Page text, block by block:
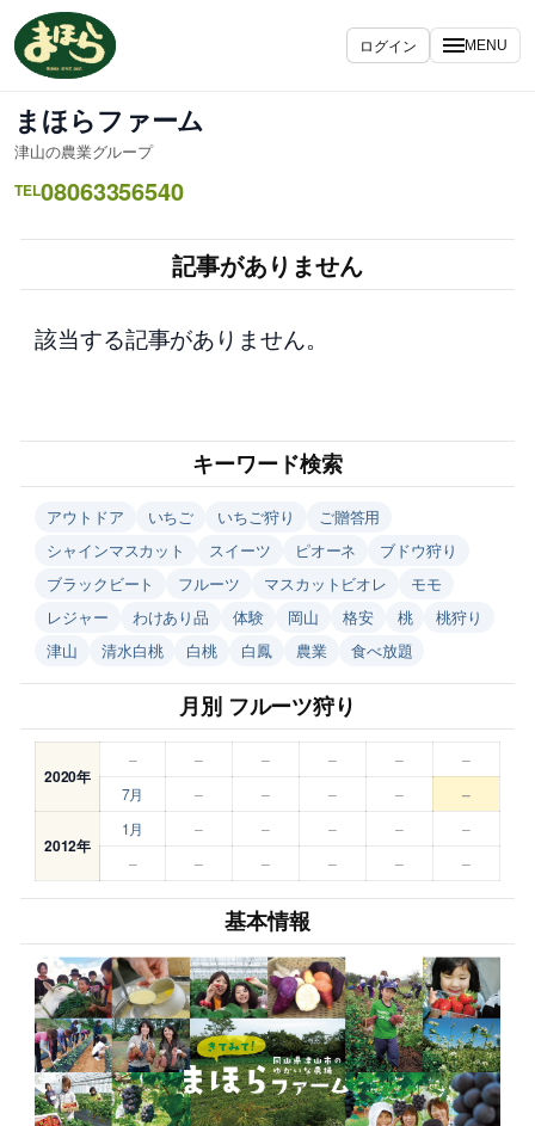
容
を
キ
ッ
プ
ログイン MENU
まほらファーム
津山の農業グループ
TEL08063356540
記事がありません
該当する記事がありません。
キーワード検索
アウトドア いちご いちご狩り
ご贈答用
シャインマスカット
スイーツ ピオーネ
ブドウ狩り
ブラックビート
フルーツ マスカットビオレ
モモ
レジャー
わけあり品 体験 岡山 格安 桃
桃狩り
津山
清水白桃 白桃 白鳳 農業 食べ放題
月別 フルーツ狩り
2020年
– – – – –
–
7月
– – – – –
2012年
1月 – – – –
–
–
– – – – –
基本情報